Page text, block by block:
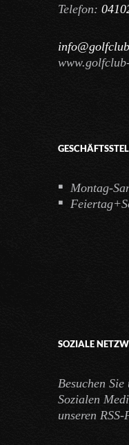
Telefon:
Montag-
SOZIALE
Besuchen
Sozialen
unseren RSS-